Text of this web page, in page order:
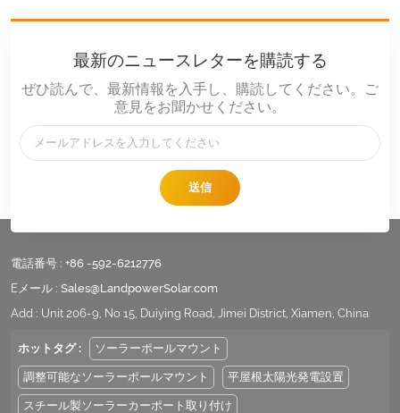
最新のニュースレターを購読する
ぜひ読んで、最新情報を入手し、購読してください。ご
意見をお聞かせください。
送信
電話番号 : +86 -592-6212776
Eメール : Sales@LandpowerSolar.com
Add : Unit 206-9, No 15, Duiying Road, Jimei District, Xiamen, China
ホットタグ : ソーラーポールマウント
調整可能なソーラーポールマウント 平屋根太陽光発電設置
スチール製ソーラーカーポート取り付け